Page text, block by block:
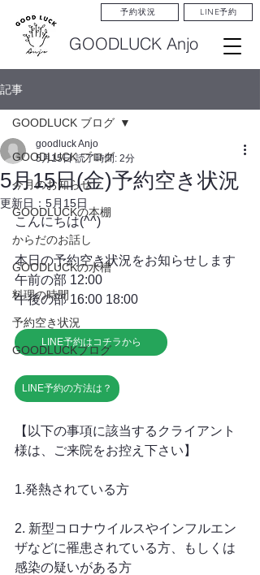
予約状況 LINE予約
GOODLUCK Anjo
記事
GOODLUCK ブログ
今月のお知らせ
GOODLUCKの本棚
からだのお話し
GOODLUCKの水槽
料理の時間
予約空き状況
GOODLUCKブログ
GOODLUCK ブログ
5月15日(金)予約空き状況
goodluck Anjo
5月15日 読了時間: 2分
更新日： 5月15日
こんにちは(^^)
本日の予約空き状況をお知らせします
午前の部 12:00
午後の部 16:00 18:00
LINE予約はコチラから
LINE予約の方法は？
【以下の事項に該当するクライアント
様は、ご来院をお控え下さい】
1.発熱されている方
2. 新型コロナウイルスやインフルエン
ザなどに罹患されている方、もしくは
感染の疑いがある方